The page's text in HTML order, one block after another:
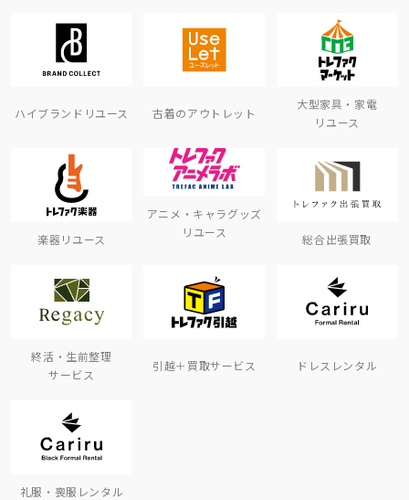
ハイブランドリユース 古着のアウトレット
大型家具・家電
リユース
楽器リユース
アニメ・キャラグッズ
リユース
総合出張買取
終活・生前整理
サービス
引越＋買取サービス ドレスレンタル
礼服・喪服レンタル